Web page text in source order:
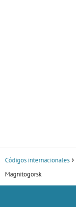
Códigos internacionales
Magnitogorsk